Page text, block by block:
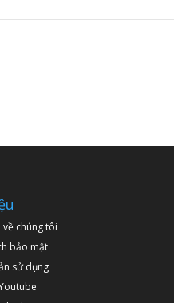
về chúng tôi
bảo mật
sử dụng